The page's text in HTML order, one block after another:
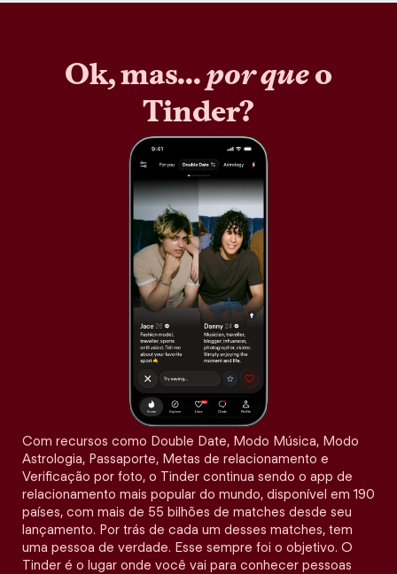
Ok, mas...por queo
Tinder?
Com recursos como Double Date, Modo Música, Modo
Astrologia, Passaporte, Metas de relacionamento e
Verificação por foto, o Tinder continua sendo o app de
relacionamento mais popular do mundo, disponível em 190
países, com mais de 55 bilhões de matches desde seu
lançamento. Por trás de cada um desses matches, tem
uma pessoa de verdade. Esse sempre foi o objetivo. O
Tinder é o lugar onde você vai para conhecer pessoas